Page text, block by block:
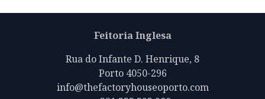
Feitoria Inglesa
Rua do Infante D. Henrique, 8
Porto 4050-296
info@thefactoryhouseoporto.com